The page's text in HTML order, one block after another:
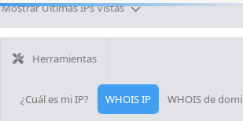
Mostrar Últimas IPs Vistas
Herramientas
¿Cuál es mi IP? WHOIS IP WHOIS de